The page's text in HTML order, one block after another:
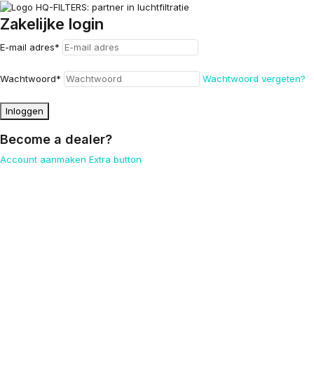
Zakelijke login
E-mail adres*
Wachtwoord* Wachtwoord vergeten?
Inloggen
Become a dealer?
Account aanmaken Extra button